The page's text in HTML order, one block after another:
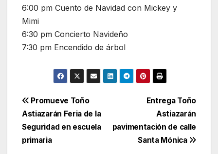
6:00 pm Cuento de Navidad con Mickey y
Mimi
6:30 pm Concierto Navideño
7:30 pm Encendido de árbol
Navegación
de
entradas
Entrega Toño
Astiazarán
pavimentación de calle
Santa Mónica
Promueve Toño
Astiazarán Feria de la
Seguridad en escuela
primaria